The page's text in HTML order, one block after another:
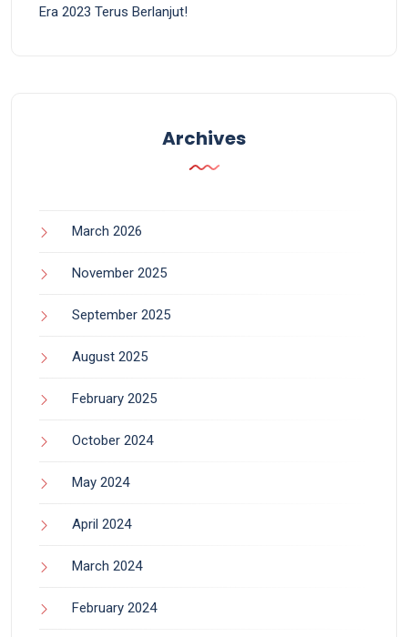
Era 2023 Terus Berlanjut!
Archives
March 2026
November 2025
September 2025
August 2025
February 2025
October 2024
May 2024
April 2024
March 2024
February 2024